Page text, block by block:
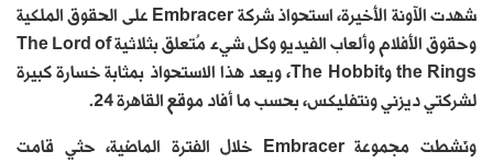
شهدت الآونة الأخيرة، استحواذ شركة Embracer على الحقوق الملكية
وحقوق الأفلام وألعاب الفيديو وكل شيء مُتعلق بثلاثية The Lord of
the Rings وThe Hobbit، ويعد هذا الاستحواذ بمثابة خسارة كبيرة
لشركتي ديزني ونتفليكس، بحسب ما أفاد موقع القاهرة 24.
ونَشطت مجموعة Embracer خلال الفترة الماضية، حثي قامت